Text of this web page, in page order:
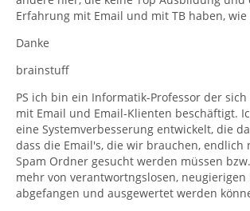
Erfahrung mit Email und mit TB haben, wie
Danke
brainstuff
PS ich bin ein Informatik-Professor der
mit Email und Email-Klienten beschäftigt.
eine Systemverbesserung entwickelt, die
dass die Email's, die wir brauchen, endlich
Spam Ordner gesucht werden müssen
mehr von verantwortngslosen, neugierigen
abgefangen und ausgewertet werden